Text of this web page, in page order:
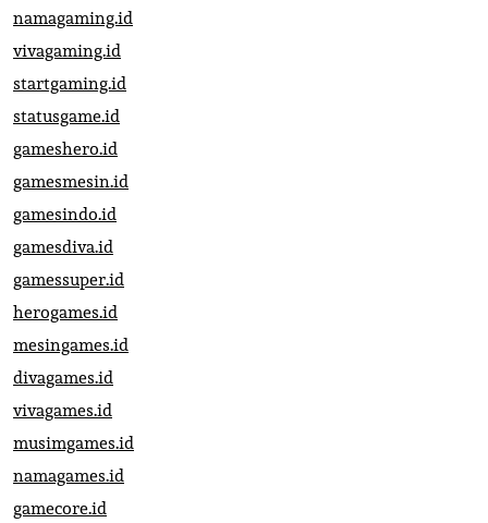
namagaming.id
vivagaming.id
startgaming.id
statusgame.id
gameshero.id
gamesmesin.id
gamesindo.id
gamesdiva.id
gamessuper.id
herogames.id
mesingames.id
divagames.id
vivagames.id
musimgames.id
namagames.id
gamecore.id